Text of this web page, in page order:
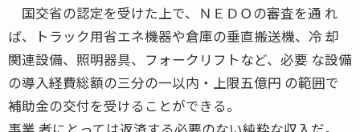
国交省の認定を受けた上で、ＮＥＤＯの審査を通 れ
ば、トラック用省エネ機器や倉庫の垂直搬送機、冷 却
関連設備、照明器具、フォークリフトなど、必要 な設備
の導入経費総額の三分の一以内・上限五億円 の範囲で
補助金の交付を受けることができる。